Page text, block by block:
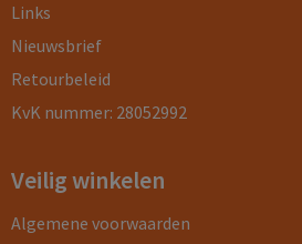
Links
Nieuwsbrief
Retourbeleid
KvK nummer: 28052992
Veilig winkelen
Algemene voorwaarden